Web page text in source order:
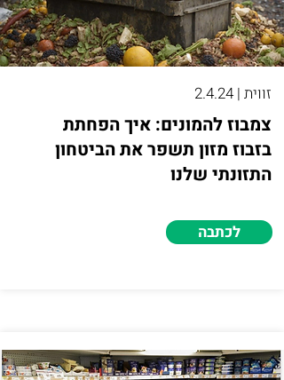
זווית | 2.4.24
צמבוז להמונים: איך הפחתת
בזבוז מזון תשפר את הביטחון
התזונתי שלנו
לכתבה